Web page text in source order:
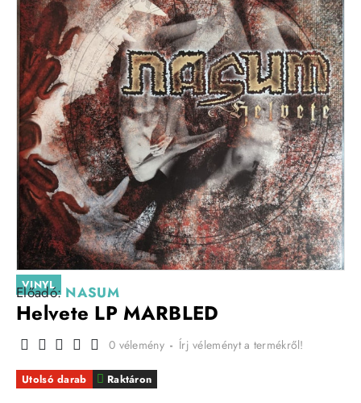
VINYL
Előadó: NASUM
Helvete LP MARBLED
Raktáron
Utolsó darab
0 vélemény - Írj véleményt a termékről!